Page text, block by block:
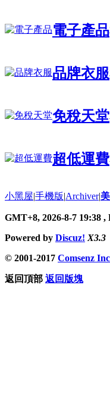
電子產品
品牌衣服
免稅天堂
超低運費
小黑屋|手機版|Archiver|
GMT+8, 2026-8-7 19:38 ,
Powered by Discuz! X3.3
© 2001-2017 Comsenz
返回頂部 返回版塊